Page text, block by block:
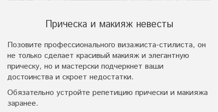
Прическа и макияж невесты
Позовите профессионального визажиста-стилиста, он
не только сделает красивый макияж и элегантную
прическу, но и мастерски подчеркнет ваши
достоинства и скроет недостатки.
Обязательно устройте репетицию прически и макияжа
заранее.